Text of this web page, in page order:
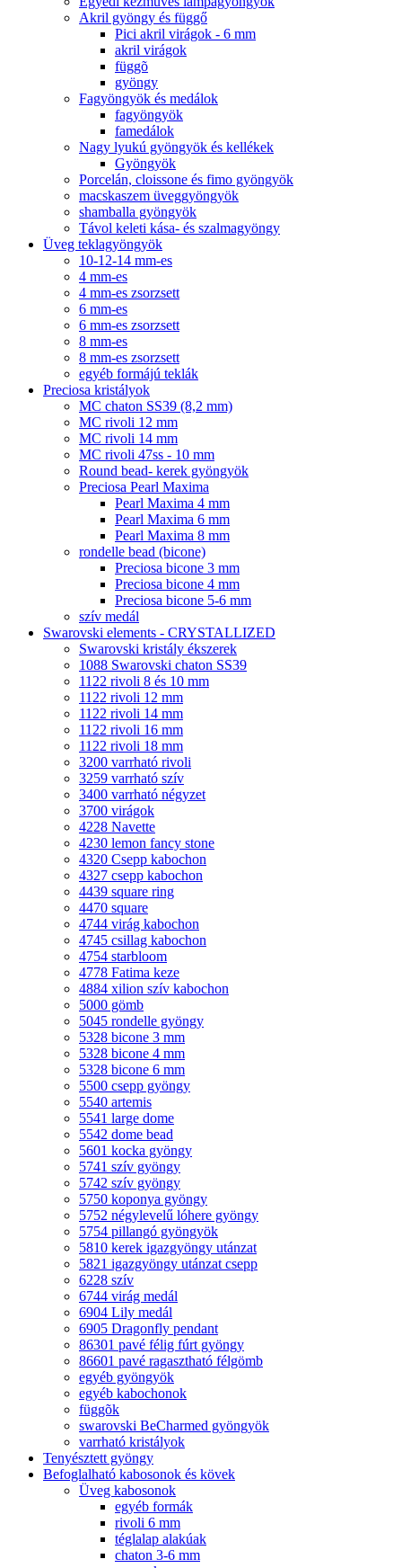
Akril gyöngy és függő
Pici akril virágok - 6 mm
akril virágok
függõ
gyöngy
Fagyöngyök és medálok
fagyöngyök
famedálok
Nagy lyukú gyöngyök és kellékek
Gyöngyök
Porcelán, cloissone és fimo gyöngyök
macskaszem üveggyöngyök
shamballa gyöngyök
Távol keleti kása- és szalmagyöngy
Üveg teklagyöngyök
10-12-14 mm-es
4 mm-es
4 mm-es zsorzsett
6 mm-es
6 mm-es zsorzsett
8 mm-es
8 mm-es zsorzsett
egyéb formájú teklák
Preciosa kristályok
MC chaton SS39 (8,2 mm)
MC rivoli 12 mm
MC rivoli 14 mm
MC rivoli 47ss - 10 mm
Round bead- kerek gyöngyök
Preciosa Pearl Maxima
Pearl Maxima 4 mm
Pearl Maxima 6 mm
Pearl Maxima 8 mm
rondelle bead (bicone)
Preciosa bicone 3 mm
Preciosa bicone 4 mm
Preciosa bicone 5-6 mm
szív medál
Swarovski elements - CRYSTALLIZED
Swarovski kristály ékszerek
1088 Swarovski chaton SS39
1122 rivoli 8 és 10 mm
1122 rivoli 12 mm
1122 rivoli 14 mm
1122 rivoli 16 mm
1122 rivoli 18 mm
3200 varrható rivoli
3259 varrható szív
3400 varrható négyzet
3700 virágok
4228 Navette
4230 lemon fancy stone
4320 Csepp kabochon
4327 csepp kabochon
4439 square ring
4470 square
4744 virág kabochon
4745 csillag kabochon
4754 starbloom
4778 Fatima keze
4884 xilion szív kabochon
5000 gömb
5045 rondelle gyöngy
5328 bicone 3 mm
5328 bicone 4 mm
5328 bicone 6 mm
5500 csepp gyöngy
5540 artemis
5541 large dome
5542 dome bead
5601 kocka gyöngy
5741 szív gyöngy
5742 szív gyöngy
5750 koponya gyöngy
5752 négylevelű lóhere gyöngy
5754 pillangó gyöngyök
5810 kerek igazgyöngy utánzat
5821 igazgyöngy utánzat csepp
6228 szív
6744 virág medál
6904 Lily medál
6905 Dragonfly pendant
86301 pavé félig fúrt gyöngy
86601 pavé ragasztható félgömb
egyéb gyöngyök
egyéb kabochonok
függõk
swarovski BeCharmed gyöngyök
varrható kristályok
Tenyésztett gyöngy
Befoglalható kabosonok és kövek
Üveg kabosonok
egyéb formák
rivoli 6 mm
téglalap alakúak
chaton 3-6 mm